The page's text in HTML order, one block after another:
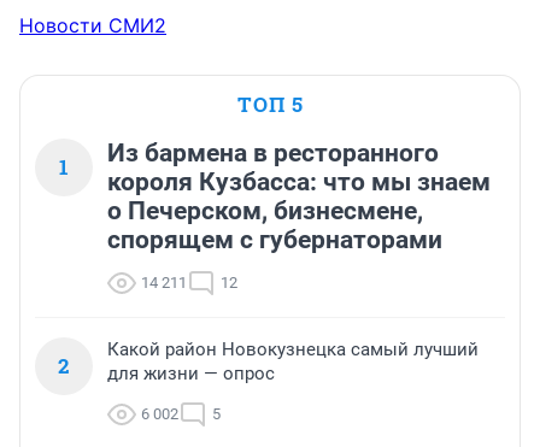
Новости СМИ2
ТОП 5
1
Из бармена в ресторанного
короля Кузбасса: что мы знаем
о Печерском, бизнесмене,
спорящем с губернаторами
14 211 12
2
Какой район Новокузнецка самый лучший
для жизни — опрос
6 002 5